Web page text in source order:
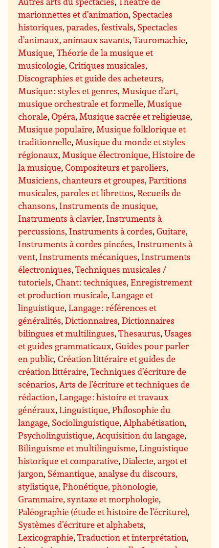
marionnettes et d’animation, Spectacles
historiques, parades, festivals, Spectacles
d’animaux, animaux savants,Tauromachie,
Musique,Théorie de la musique et
musicologie,Critiques musicales,
Discographies et guide des acheteurs,
Musique : styles et genres,Musique d’art,
musique orchestrale et formelle,Musique
chorale,Opéra,Musique sacrée et religieuse,
Musique populaire,Musique folklorique et
traditionnelle,Musique du monde et styles
régionaux,Musique électronique,Histoire de
la musique,Compositeurs et paroliers,
Musiciens, chanteurs et groupes,Partitions
musicales, paroles et librettos,Recueils de
chansons, Instruments de musique,
Instruments à clavier, Instruments à
percussions, Instruments à cordes,Guitare,
Instruments à cordes pincées, Instruments à
vent, Instruments mécaniques, Instruments
électroniques,Techniques musicales /
tutoriels,Chant : techniques,Enregistrement
et production musicale,Langage et
linguistique,Langage : références et
généralités,Dictionnaires,Dictionnaires
bilingues et multilingues,Thesaurus,Usages
et guides grammaticaux,Guides pour parler
en public,Création littéraire et guides de
création littéraire,Techniques d’écriture de
scénarios,Arts de l’écriture et techniques de
rédaction,Langage : histoire et travaux
généraux,Linguistique,Philosophie du
langage, Sociolinguistique,Alphabétisation,
Psycholinguistique,Acquisition du langage,
Bilinguisme et multilinguisme,Linguistique
historique et comparative,Dialecte, argot et
jargon, Sémantique, analyse du discours,
stylistique,Phonétique, phonologie,
Grammaire, syntaxe et morphologie,
Paléographie (étude et histoire de l’écriture),
Systèmes d’écriture et alphabets,
Lexicographie,Traduction et interprétation,